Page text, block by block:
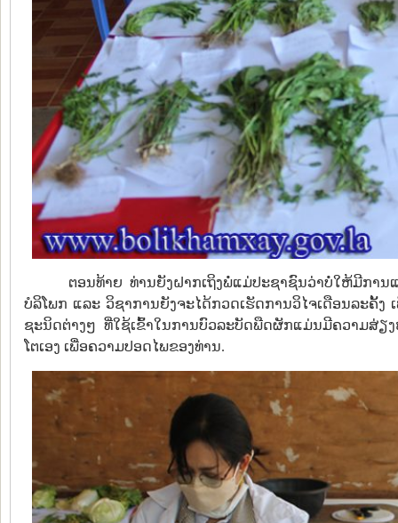
ຕອນທ້າຍ ທ່ານຍັງຝາກເຖິງພໍ່ແມ່ປະຊາຊົນວ່າບໍ່ໃຫ້ມີກາ
ບໍລິໂພກ ແລະ ວິຊາການຍັງຈະໄດ້ກວດເຮັດການວິໄຈເດືອນລະຄັ້
ຊະນິດຕ່າງໆ ທີ່ໃຊ້ເຂົ້າໃນການບົວລະບັດພືດຜັກແມ່ນມີຄວາມສ່ຽ
ໂຕເອງ ເພື່ອຄວາມປອດໄພຂອງທ່ານ.